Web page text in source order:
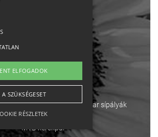
kapcsolat
English
Osztrák sípályák Magyar sípályák
MTB kerékpár
ELFOGADOK
A SZÜKSÉGESET
RÉSZLETEK